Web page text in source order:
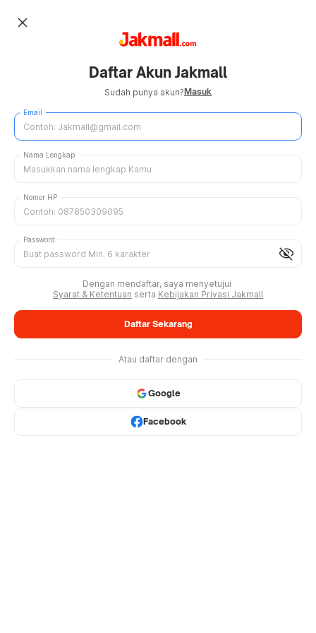
close
Daftar Akun Jakmall
Sudah punya akun?Masuk
Email
Nama Lengkap
Nomor HP
visibility_off
Password
Dengan mendaftar, saya menyetujui
Syarat & Ketentuan serta Kebijakan Privasi Jakmall
Daftar Sekarang
Atau daftar dengan
Google
Facebook